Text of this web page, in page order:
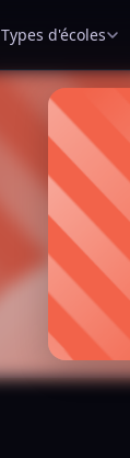
Types d'écoles